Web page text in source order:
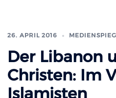
26. APRIL 2016
Der Libanon
Christen: Im
Islamisten